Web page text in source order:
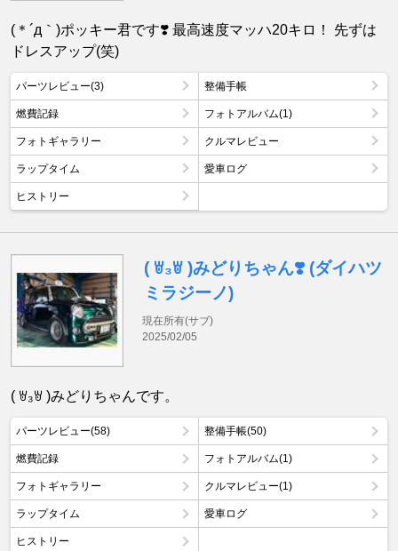
(＊´д｀)ポッキー君です❣️ 最高速度マッハ20キロ！ 先ずは
ドレスアップ(笑)
パーツレビュー(3) 整備手帳
燃費記録 フォトアルバム(1)
フォトギャラリー クルマレビュー
ラップタイム 愛車ログ
ヒストリー
( ꇐ₃ꇐ )みどりちゃん❣️ (ダイハツ
ミラジーノ)
現在所有(サブ)
2025/02/05
( ꇐ₃ꇐ )みどりちゃんです。
パーツレビュー(58) 整備手帳(50)
燃費記録 フォトアルバム(1)
フォトギャラリー クルマレビュー(1)
ラップタイム 愛車ログ
ヒストリー